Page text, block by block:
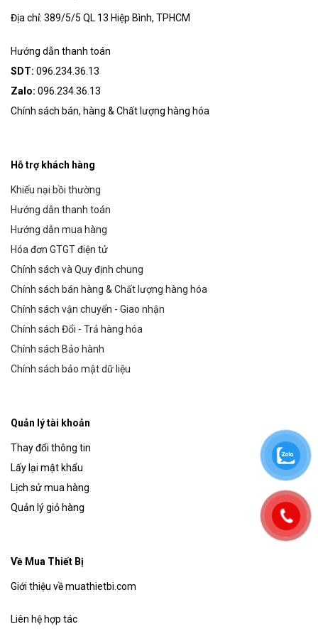
Địa chỉ: 389/5/5 QL 13 Hiệp Bình, TPHCM
Hướng dẫn thanh toán
SDT: 096.234.36.13
Zalo: 096.234.36.13
Chính sách bán, hàng & Chất lượng hàng hóa
Hỗ trợ khách hàng
Khiếu nại bồi thường
Hướng dẫn thanh toán
Hướng dẫn mua hàng
Hóa đơn GTGT điện tử
Chính sách và Quy định chung
Chính sách bán hàng & Chất lượng hàng hóa
Chính sách vận chuyển - Giao nhận
Chính sách Đổi - Trả hàng hóa
Chính sách Bảo hành
Chính sách bảo mật dữ liệu
Quản lý tài khoản
Thay đổi thông tin
Lấy lại mật khẩu
Lịch sử mua hàng
Quản lý giỏ hàng
Về Mua Thiết Bị
Giới thiệu về muathietbi.com
Liên hệ hợp tác